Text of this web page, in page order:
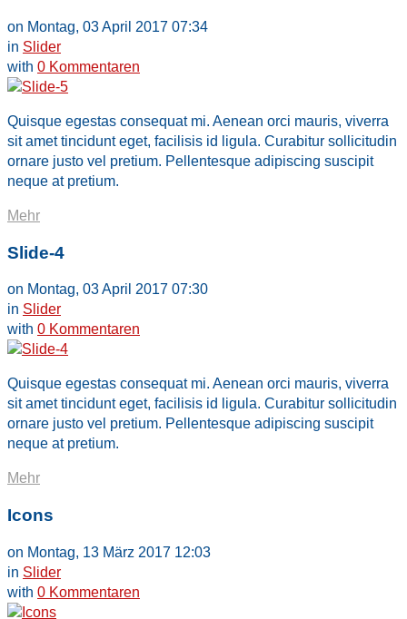
on Montag, 03 April 2017 07:34
in Slider
with 0 Kommentaren
Quisque egestas consequat mi. Aenean orci mauris, viverra
sit amet tincidunt eget, facilisis id ligula. Curabitur sollicitudin
ornare justo vel pretium. Pellentesque adipiscing suscipit
neque at pretium.
Mehr
Slide-4
on Montag, 03 April 2017 07:30
in Slider
with 0 Kommentaren
Quisque egestas consequat mi. Aenean orci mauris, viverra
sit amet tincidunt eget, facilisis id ligula. Curabitur sollicitudin
ornare justo vel pretium. Pellentesque adipiscing suscipit
neque at pretium.
Mehr
Icons
on Montag, 13 März 2017 12:03
in Slider
with 0 Kommentaren